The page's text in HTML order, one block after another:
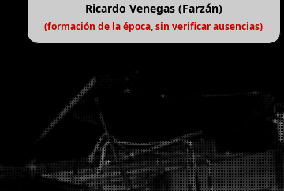
Ricardo Venegas (Farzán)
(formación de la época, sin verificar ausencias)